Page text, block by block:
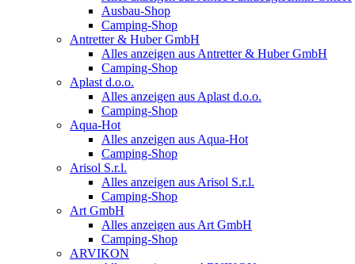
Ausbau-Shop
Camping-Shop
Antretter & Huber GmbH
Alles anzeigen aus Antretter & Huber GmbH
Camping-Shop
Aplast d.o.o.
Alles anzeigen aus Aplast d.o.o.
Camping-Shop
Aqua-Hot
Alles anzeigen aus Aqua-Hot
Camping-Shop
Arisol S.r.l.
Alles anzeigen aus Arisol S.r.l.
Camping-Shop
Art GmbH
Alles anzeigen aus Art GmbH
Camping-Shop
ARVIKON